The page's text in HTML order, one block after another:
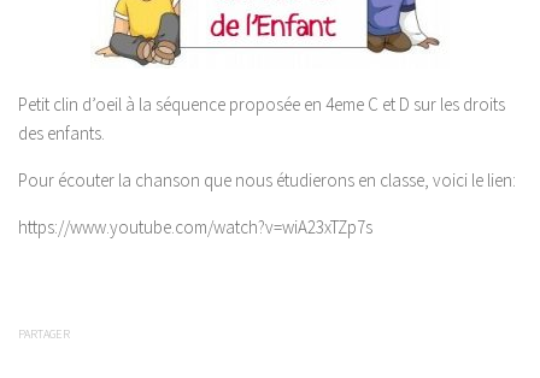
Petit clin d’oeil à la séquence proposée en 4eme C et D sur les droits
des enfants.
Pour écouter la chanson que nous étudierons en classe, voici le lien:
https://www.youtube.com/watch?v=wiA23xTZp7s
PARTAGER